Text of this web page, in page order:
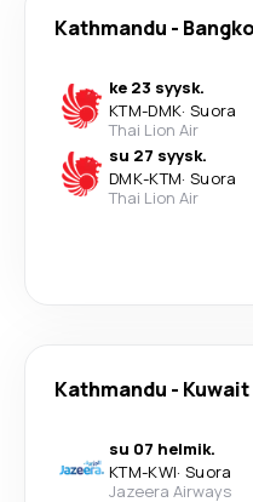
Kathmandu -
ke 23 syysk.
KTM-DMK· Suora
Thai Lion Air
su 27 syysk.
DMK-KTM· Suora
Thai Lion Air
Kathmandu -
su 07 helmik.
KTM-KWI· Suora
Jazeera Airways